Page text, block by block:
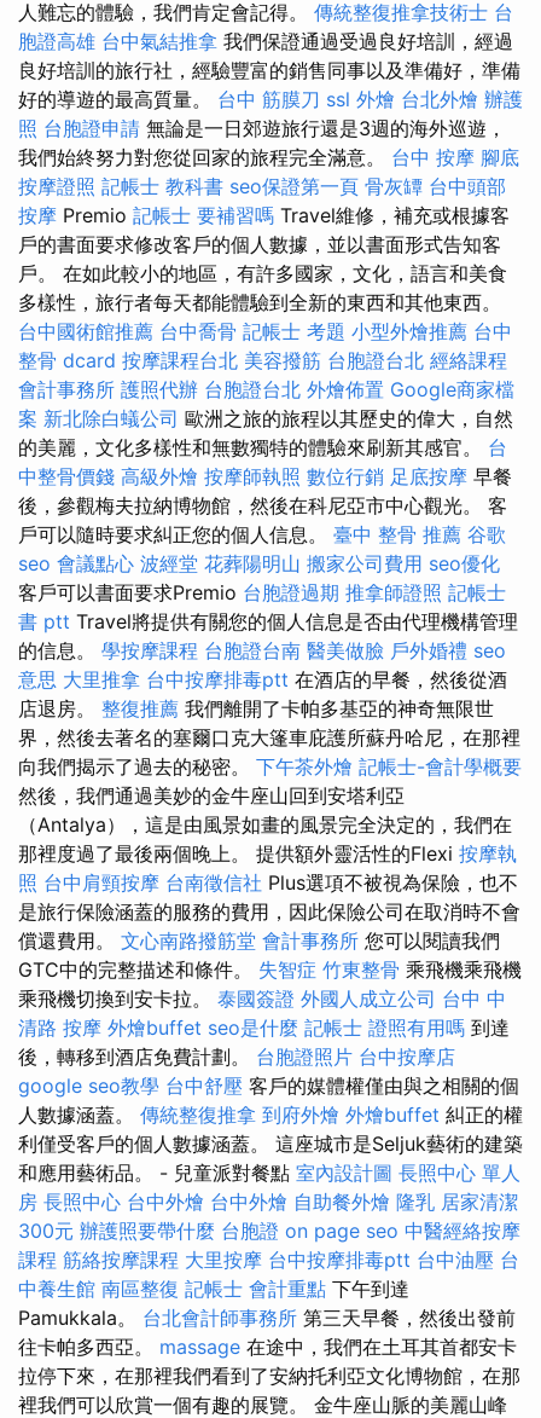
人難忘的體驗，我們肯定會記得。 傳統整復推拿技術士 台
胞證高雄 台中氣結推拿 我們保證通過受過良好培訓，經過
良好培訓的旅行社，經驗豐富的銷售同事以及準備好，準備
好的導遊的最高質量。 台中 筋膜刀 ssl 外燴 台北外燴 辦護
照 台胞證申請 無論是一日郊遊旅行還是3週的海外巡遊，
我們始終努力對您從回家的旅程完全滿意。 台中 按摩 腳底
按摩證照 記帳士 教科書 seo保證第一頁 骨灰罈 台中頭部
按摩 Premio 記帳士 要補習嗎 Travel維修，補充或根據客
戶的書面要求修改客戶的個人數據，並以書面形式告知客
戶。 在如此較小的地區，有許多國家，文化，語言和美食
多樣性，旅行者每天都能體驗到全新的東西和其他東西。
台中國術館推薦 台中喬骨 記帳士 考題 小型外燴推薦 台中
整骨 dcard 按摩課程台北 美容撥筋 台胞證台北 經絡課程
會計事務所 護照代辦 台胞證台北 外燴佈置 Google商家檔
案 新北除白蟻公司 歐洲之旅的旅程以其歷史的偉大，自然
的美麗，文化多樣性和無數獨特的體驗來刷新其感官。 台
中整骨價錢 高級外燴 按摩師執照 數位行銷 足底按摩 早餐
後，參觀梅夫拉納博物館，然後在科尼亞市中心觀光。 客
戶可以隨時要求糾正您的個人信息。 臺中 整骨 推薦 谷歌
seo 會議點心 波經堂 花葬陽明山 搬家公司費用 seo優化
客戶可以書面要求Premio 台胞證過期 推拿師證照 記帳士
書 ptt Travel將提供有關您的個人信息是否由代理機構管理
的信息。 學按摩課程 台胞證台南 醫美做臉 戶外婚禮 seo
意思 大里推拿 台中按摩排毒ptt 在酒店的早餐，然後從酒
店退房。 整復推薦 我們離開了卡帕多基亞的神奇無限世
界，然後去著名的塞爾口克大篷車庇護所蘇丹哈尼，在那裡
向我們揭示了過去的秘密。 下午茶外燴 記帳士-會計學概要
然後，我們通過美妙的金牛座山回到安塔利亞
（Antalya），這是由風景如畫的風景完全決定的，我們在
那裡度過了最後兩個晚上。 提供額外靈活性的Flexi 按摩執
照 台中肩頸按摩 台南徵信社 Plus選項不被視為保險，也不
是旅行保險涵蓋的服務的費用，因此保險公司在取消時不會
償還費用。 文心南路撥筋堂 會計事務所 您可以閱讀我們
GTC中的完整描述和條件。 失智症 竹東整骨 乘飛機乘飛機
乘飛機切換到安卡拉。 泰國簽證 外國人成立公司 台中 中
清路 按摩 外燴buffet seo是什麼 記帳士 證照有用嗎 到達
後，轉移到酒店免費計劃。 台胞證照片 台中按摩店
google seo教學 台中舒壓 客戶的媒體權僅由與之相關的個
人數據涵蓋。 傳統整復推拿 到府外燴 外燴buffet 糾正的權
利僅受客戶的個人數據涵蓋。 這座城市是Seljuk藝術的建築
和應用藝術品。 - 兒童派對餐點 室內設計圖 長照中心 單人
房 長照中心 台中外燴 台中外燴 自助餐外燴 隆乳 居家清潔
300元 辦護照要帶什麼 台胞證 on page seo 中醫經絡按摩
課程 筋絡按摩課程 大里按摩 台中按摩排毒ptt 台中油壓 台
中養生館 南區整復 記帳士 會計重點 下午到達
Pamukkala。 台北會計師事務所 第三天早餐，然後出發前
往卡帕多西亞。 massage 在途中，我們在土耳其首都安卡
拉停下來，在那裡我們看到了安納托利亞文化博物館，在那
裡我們可以欣賞一個有趣的展覽。 金牛座山脈的美麗山峰